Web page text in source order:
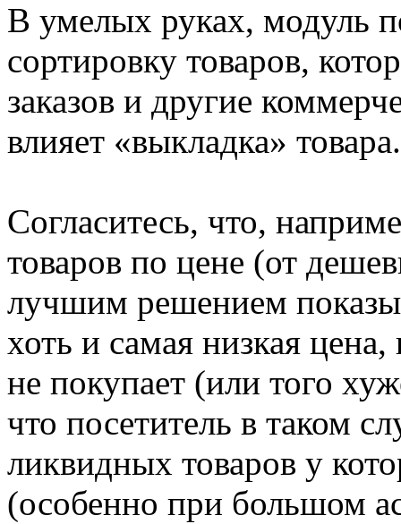
В умелых руках, модуль
сортировку товаров,
заказов и другие
влияет «выкладка» товара.
Согласитесь, что,
товаров по цене (от
лучшим решением
хоть и самая низкая
не покупает (или того
что посетитель в таком
ликвидных товаров у
(особенно при большом